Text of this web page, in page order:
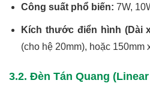
Công suất phổ biến: 7W,
Kích thước điển hình (Dài
(cho hệ 20mm), hoặc 150mm
3.2. Đèn Tán Quang